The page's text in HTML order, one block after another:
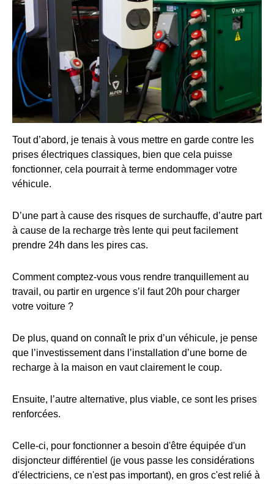
Tout d’abord, je tenais à vous mettre en garde contre les
prises électriques classiques, bien que cela puisse
fonctionner, cela pourrait à terme endommager votre
véhicule.
D’une part à cause des risques de surchauffe, d’autre part
à cause de la recharge très lente qui peut facilement
prendre 24h dans les pires cas.
Comment comptez-vous vous rendre tranquillement au
travail, ou partir en urgence s’il faut 20h pour charger
votre voiture ?
De plus, quand on connaît le prix d’un véhicule, je pense
que l’investissement dans l’installation d’une borne de
recharge à la maison en vaut clairement le coup.
Ensuite, l’autre alternative, plus viable, ce sont les prises
renforcées.
Celle-ci, pour fonctionner a besoin d'être équipée d'un
disjoncteur différentiel (je vous passe les considérations
d'électriciens, ce n'est pas important), en gros c'est relié à